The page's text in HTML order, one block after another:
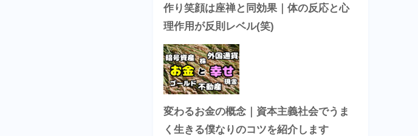
作り笑顔は座禅と同効果｜体の反応と心
理作用が反則レベル(笑)
変わるお金の概念｜資本主義社会でうま
く生きる僕なりのコツを紹介します